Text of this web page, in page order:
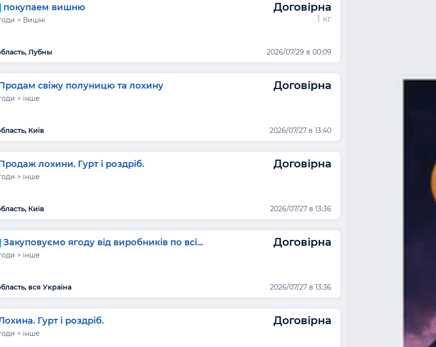
покупаем вишню Договірна
> Вишні 1 кг
Лубны 2026/07/29 в 00:09
свіжу полуницю та лохину Договірна
> інше
Київ
2026/07/27 в 13:40
лохини. Гурт і роздріб. Договірна
> інше
Київ
2026/07/27 в 13:36
Закуповуємо ягоду від виробників по всі... Договірна
> інше
вся Україна
2026/07/27 в 13:36
Гурт і роздріб. Договірна
> інше